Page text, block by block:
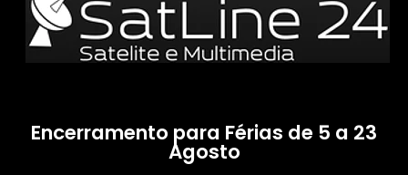
Encerramento para Férias de 5 a 23
Agosto